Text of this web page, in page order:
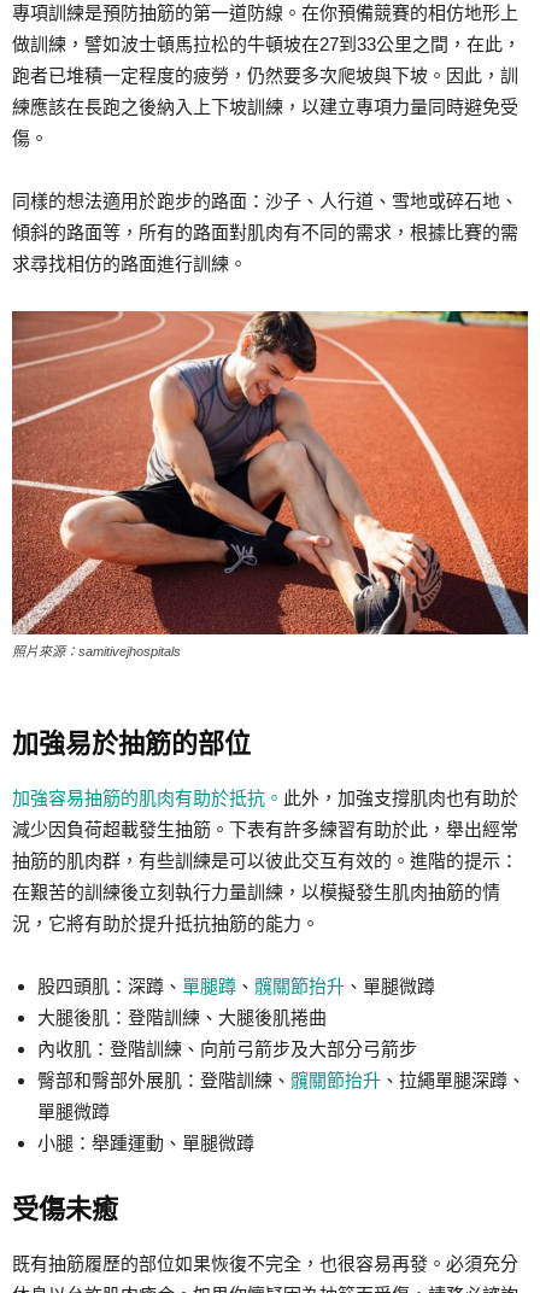
專項訓練是預防抽筋的第一道防線。在你預備競賽的相仿地形上
做訓練，譬如波士頓馬拉松的牛頓坡在27到33公里之間，在此，
跑者已堆積一定程度的疲勞，仍然要多次爬坡與下坡。因此，訓
練應該在長跑之後納入上下坡訓練，以建立專項力量同時避免受
傷。
同樣的想法適用於跑步的路面：沙子、人行道、雪地或碎石地、
傾斜的路面等，所有的路面對肌肉有不同的需求，根據比賽的需
求尋找相仿的路面進行訓練。
照片來源：samitivejhospitals
加強易於抽筋的部位
加強容易抽筋的肌肉有助於抵抗。 此外，加強支撐肌肉也有助於
減少因負荷超載發生抽筋。下表有許多練習有助於此，舉出經常
抽筋的肌肉群，有些訓練是可以彼此交互有效的。進階的提示：
在艱苦的訓練後立刻執行力量訓練，以模擬發生肌肉抽筋的情
況，它將有助於提升抵抗抽筋的能力。
股四頭肌：深蹲、 單腿蹲 、 髖關節抬升 、單腿微蹲
大腿後肌：登階訓練、大腿後肌捲曲
內收肌：登階訓練、向前弓箭步及大部分弓箭步
臀部和臀部外展肌：登階訓練、 髖關節抬升 、拉繩單腿深蹲、
單腿微蹲
小腿：舉踵運動、單腿微蹲
受傷未癒
既有抽筋履歷的部位如果恢復不完全，也很容易再發。必須充分